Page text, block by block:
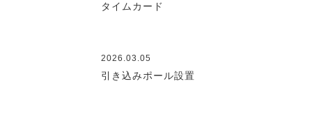
タイムカード
2026.03.05
引き込みポール設置